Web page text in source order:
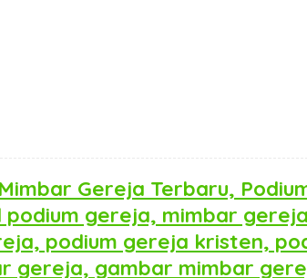
Gereja Terbaru,
gereja, mimbar
podium gereja kristen,
gereja, gambar mimbar